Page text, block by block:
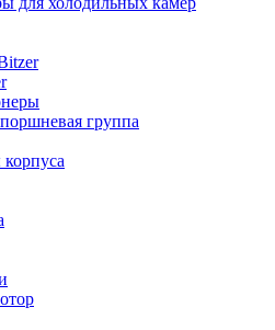
группа